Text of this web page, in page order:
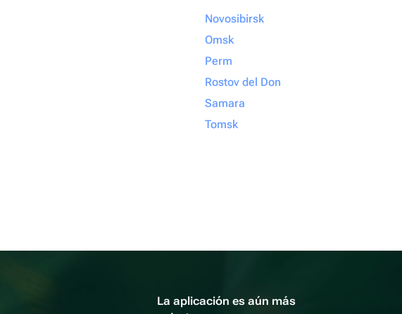
Novosibirsk
Omsk
Perm
Rostov del Don
Samara
Tomsk
La aplicación es aún más